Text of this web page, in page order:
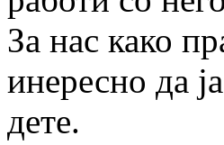
За нас како
инересно да
дете.